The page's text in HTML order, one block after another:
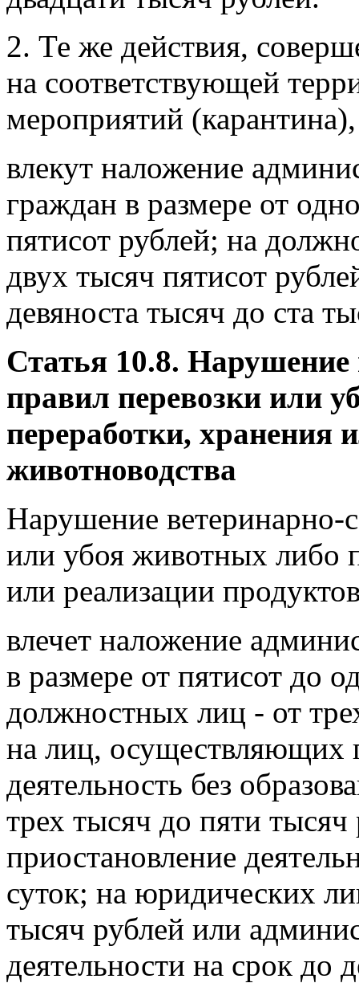
2. Те же действия,
на соответствующей
мероприятий
влекут наложение
граждан в размере от
пятисот рублей; на
двух тысяч пятисот
девяноста тысяч до ста
Статья 10.8.
правил перевозки или
переработки, хранения
животноводства
Нарушение ветеринарно-
или убоя животных либо
или реализации
влечет наложение
в размере от пятисот до
должностных лиц - от
на лиц, осуществляющих
деятельность без
трех тысяч до пяти
приостановление
суток; на юридических
тысяч рублей или
деятельности на срок до